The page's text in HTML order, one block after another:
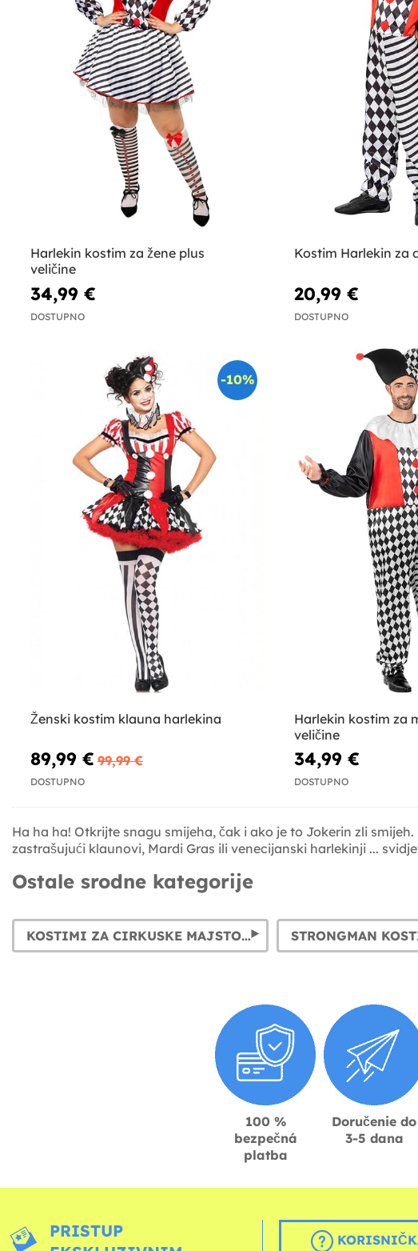
Harlekin kostim za žene plus
veličine
34,99 €
DOSTUPNO
Kostim Harlekin za
20,99 €
DOSTUPNO
-10%
Ženski kostim klauna harlekina
89,99 € 99,99 €
DOSTUPNO
Harlekin kostim za
veličine
34,99 €
DOSTUPNO
Ha ha ha! Otkrijte snagu smijeha, čak i ako je to Jokerin zli
zastrašujući klaunovi, Mardi Gras ili venecijanski harlekinji ...
Ostale srodne kategorije
KOSTIMI ZA CIRKUSKE MAJSTORE I KROTITELJE STRONGMAN
100 %
bezpečná
platba
Doručenie do
3-5 dana
PRISTUP